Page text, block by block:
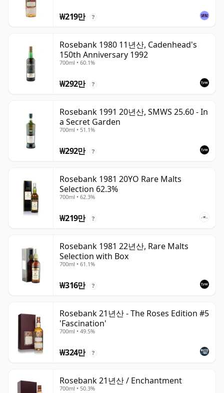
₩219만 ?
Rosebank 1980 11년산, Cadenhead's
150th Anniversary 1992
700ml • 60.1%
₩292만 ?
Rosebank 1991 20년산, SMWS 25.60 - In
a Secret Garden
700ml • 51.1%
₩292만 ?
Rosebank 1981 20YO Rare Malts
Selection 62.3%
700ml • 62.3%
₩219만 ?
Rosebank 1981 22년산, Rare Malts
Selection with Box
700ml • 61.1%
₩316만 ?
Rosebank 21년산 - The Roses Edition #5
'Fascination'
700ml • 49.5%
₩324만 ?
Rosebank 21년산 / Enchantment
700ml • 50.3%